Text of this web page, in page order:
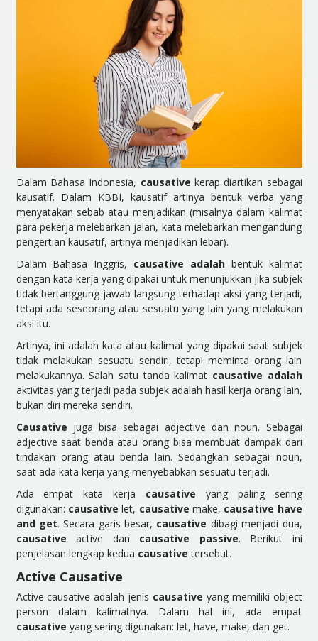
Dalam Bahasa Indonesia, causative kerap diartikan sebagai
kausatif. Dalam KBBI, kausatif artinya bentuk verba yang
menyatakan sebab atau menjadikan (misalnya dalam kalimat
para pekerja melebarkan jalan, kata melebarkan mengandung
pengertian kausatif, artinya menjadikan lebar).
Dalam Bahasa Inggris, causative adalahbentuk kalimat
dengan kata kerja yang dipakai untuk menunjukkan jika subjek
tidak bertanggung jawab langsung terhadap aksi yang terjadi,
tetapi ada seseorang atau sesuatu yang lain yang melakukan
aksi itu.
Artinya, ini adalah kata atau kalimat yang dipakai saat subjek
tidak melakukan sesuatu sendiri, tetapi meminta orang lain
melakukannya. Salah satu tanda kalimat causative adalah
aktivitas yang terjadi pada subjek adalah hasil kerja orang lain,
bukan diri mereka sendiri.
Causative juga bisa sebagai adjective dan noun. Sebagai
adjective saat benda atau orang bisa membuat dampak dari
tindakan orang atau benda lain. Sedangkan sebagai noun,
saat ada kata kerja yang menyebabkan sesuatu terjadi.
Ada empat kata kerja causative yang paling sering
digunakan: causative let, causative make, causative have
and get. Secara garis besar, causative dibagi menjadi dua,
causative active dan causative passive. Berikut ini
penjelasan lengkap kedua causative tersebut.
Active Causative
Active causative adalah jenis causative yang memiliki object
person dalam kalimatnya. Dalam hal ini, ada empat
causative yang sering digunakan: let, have, make, dan get.